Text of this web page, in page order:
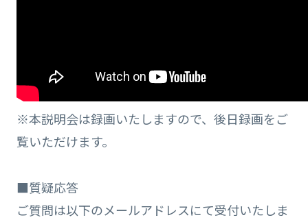
※本説明会は録画いたしますので、後日録画をご
覧いただけます。
■質疑応答
ご質問は以下のメールアドレスにて受付いたしま